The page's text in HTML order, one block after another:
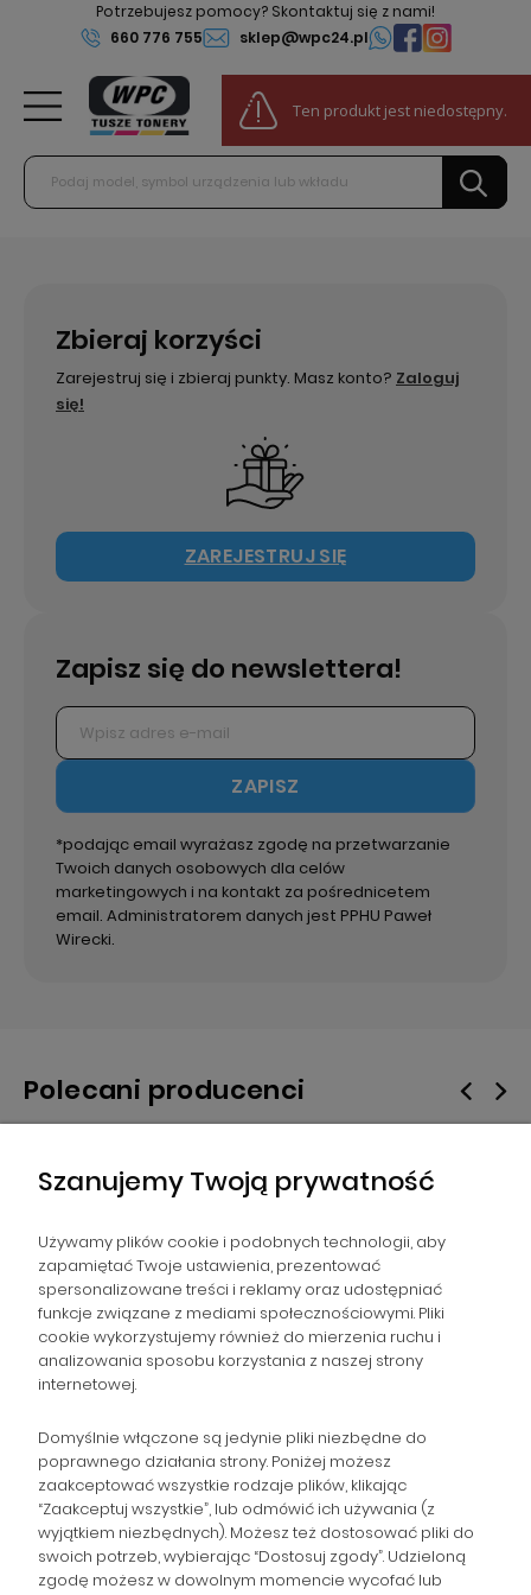
Potrzebujesz pomocy? Skontaktuj się z nami!
660 776 755
sklep@wpc24.pl
0
Do darmowej dostawy:
Ten produkt jest niedostępny.
Zbieraj korzyści
Zarejestruj się i zbieraj punkty. Masz konto? Zaloguj
się!
ZAREJESTRUJ SIĘ
Zapisz się do newslettera!
ZAPISZ
*podając email wyrażasz zgodę na przetwarzanie
Twoich danych osobowych dla celów
marketingowych i na kontakt za pośrednicetem
email. Administratorem danych jest PPHU Paweł
Wirecki.
Polecani producenci
NAWIGACJA
POMOC
ZAMÓWIENIA
POPULARNE KATEGORIE
Szanujemy Twoją prywatność
Używamy plików cookie i podobnych technologii, aby
zapamiętać Twoje ustawienia, prezentować
spersonalizowane treści i reklamy oraz udostępniać
funkcje związane z mediami społecznościowymi. Pliki
cookie wykorzystujemy również do mierzenia ruchu i
analizowania sposobu korzystania z naszej strony
internetowej.
Domyślnie włączone są jedynie pliki niezbędne do
poprawnego działania strony. Poniżej możesz
zaakceptować wszystkie rodzaje plików, klikając
“Zaakceptuj wszystkie”, lub odmówić ich używania (z
wyjątkiem niezbędnych). Możesz też dostosować pliki do
swoich potrzeb, wybierając “Dostosuj zgody”. Udzieloną
zgodę możesz w dowolnym momencie wycofać lub